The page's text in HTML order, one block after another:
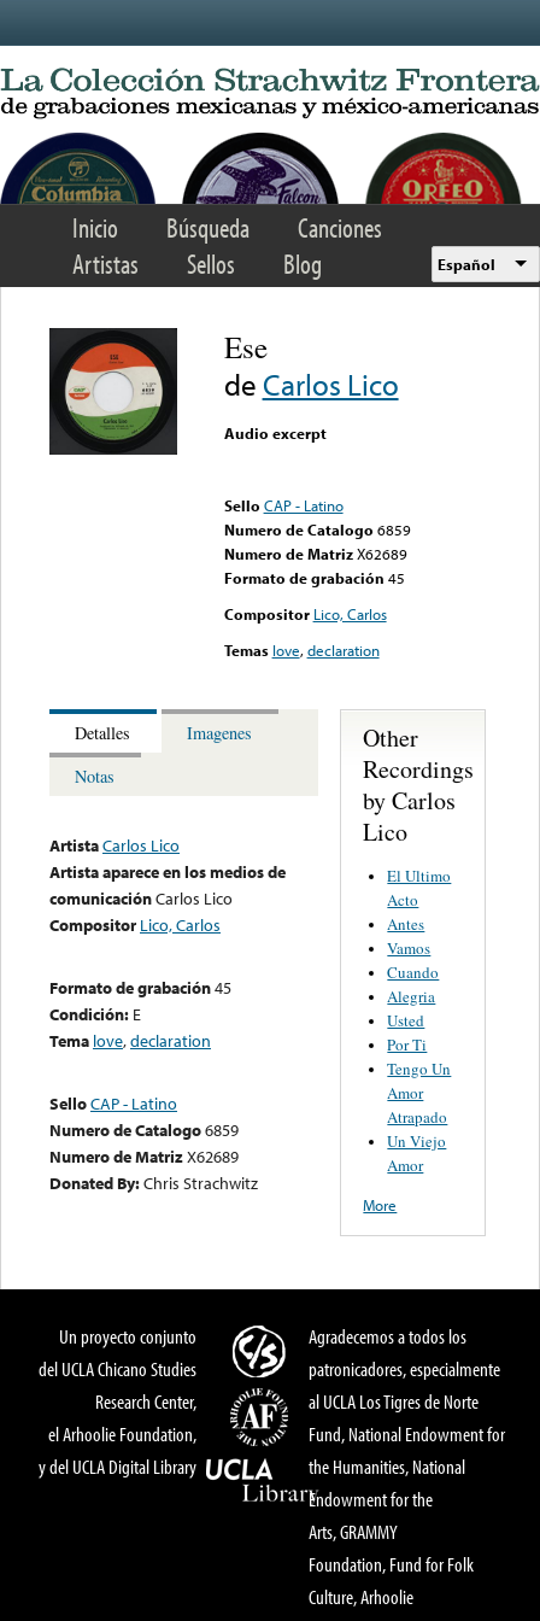
Inicio Búsqueda
Canciones
Artistas
Sellos Blog Español
Ese
de Carlos Lico
Audio excerpt
Sello CAP - Latino
Numero de Catalogo 6859
Numero de Matriz X62689
Formato de grabación 45
Compositor Lico, Carlos
Temas love,declaration
Detalles
Imagenes
Notas
ArtistaCarlos Lico
Artista aparece en los medios de
comunicaciónCarlos Lico
Compositor Lico, Carlos
Formato de grabación45
Condición: E
Tema love,declaration
SelloCAP - Latino
Numero de Catalogo6859
Numero de MatrizX62689
Donated By:Chris Strachwitz
Other
Recordings
by Carlos
Lico
El Ultimo
Acto
Antes
Vamos
Cuando
Alegria
Usted
Por Ti
Tengo Un
Amor
Atrapado
Un Viejo
Amor
More
Un proyecto conjunto
del UCLA Chicano Studies
Research Center,
el Arhoolie Foundation,
y del UCLA Digital Library
Agradecemos a todos los
patronicadores, especialmente
al UCLA Los Tigres de Norte
Fund, National Endowment for
the Humanities, National
Endowment for the
Arts, GRAMMY
Foundation, Fund for Folk
Culture, Arhoolie